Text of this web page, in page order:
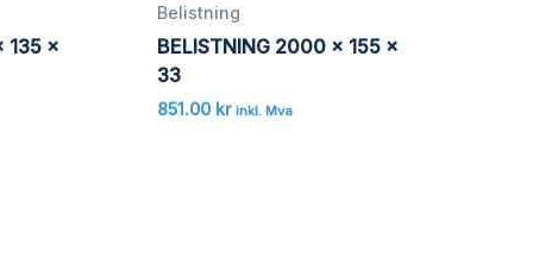
135 x
Belistning
BELISTNING 2000 x 155 x
33
851.00 kr inkl. Mva